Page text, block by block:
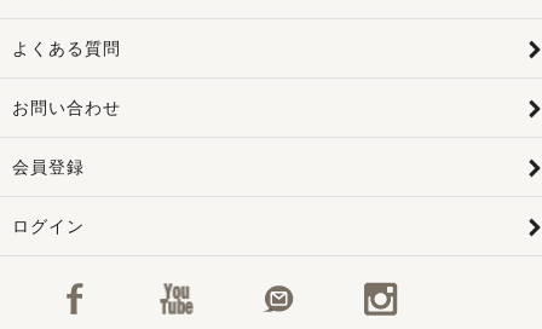
よくある質問
お問い合わせ
会員登録
ログイン